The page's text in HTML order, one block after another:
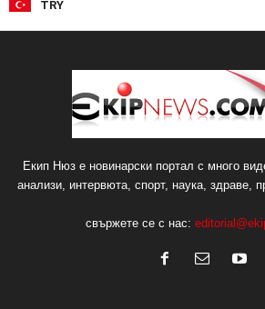
TRY
Екип Нюз е новинарски портал с много
анализи, интервюта, спорт, наука, здраве,
свържете се с нас: